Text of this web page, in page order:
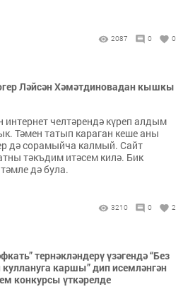
2087 0 0
Ләйсән Хәмәтдиновадан кышкы
челтәрендә күреп алдым
Тәмен татып караган кеше аны
дә сорамыйча калмый. Сайт
тәкъдим итәсем килә. Бик
дә була.
3210 0 2
тернәкләндерү үзәгендә “Без
куллануга каршы” дип исемләнгән
конкурсы үткәрелде